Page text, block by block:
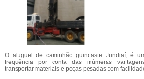
O aluguel de caminhão guindaste Jundiaí, é
frequência por conta das inúmeras
transportar materiais e peças pesadas com